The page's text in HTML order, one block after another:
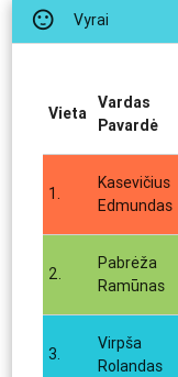
sentiment_satisfied Vyrai
Vieta
Vardas
Pavardė
1.
Kasevičius
Edmundas
2.
Pabrėža
Ramūnas
3.
Virpša
Rolandas